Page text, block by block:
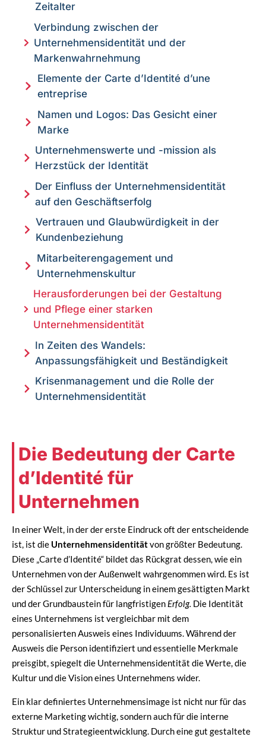
Zeitalter
Verbindung zwischen der
Unternehmensidentität und der
Markenwahrnehmung
Elemente der Carte d’Identité d’une
entreprise
Namen und Logos: Das Gesicht einer
Marke
Unternehmenswerte und -mission als
Herzstück der Identität
Der Einfluss der Unternehmensidentität
auf den Geschäftserfolg
Vertrauen und Glaubwürdigkeit in der
Kundenbeziehung
Mitarbeiterengagement und
Unternehmenskultur
Herausforderungen bei der Gestaltung
und Pflege einer starken
Unternehmensidentität
In Zeiten des Wandels:
Anpassungsfähigkeit und Beständigkeit
Krisenmanagement und die Rolle der
Unternehmensidentität
Die Bedeutung der Carte
d’Identité für
Unternehmen
In einer Welt, in der der erste Eindruck oft der entscheidende
ist, ist die Unternehmensidentitätvon größter Bedeutung.
Diese „Carte d’Identité“ bildet das Rückgrat dessen, wie ein
Unternehmen von der Außenwelt wahrgenommen wird. Es ist
der Schlüssel zur Unterscheidung in einem gesättigten Markt
und der Grundbaustein für langfristigen Erfolg. Die Identität
eines Unternehmens ist vergleichbar mit dem
personalisierten Ausweis eines Individuums. Während der
Ausweis die Person identifiziert und essentielle Merkmale
preisgibt, spiegelt die Unternehmensidentität die Werte, die
Kultur und die Vision eines Unternehmens wider.
Ein klar definiertes Unternehmensimage ist nicht nur für das
externe Marketing wichtig, sondern auch für die interne
Struktur und Strategieentwicklung. Durch eine gut gestaltete